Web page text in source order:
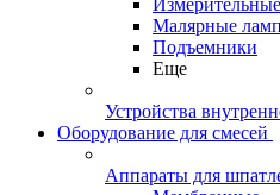
Малярные
Подъемники
Еще
Устройства
Оборудование для смесей
Аппараты для